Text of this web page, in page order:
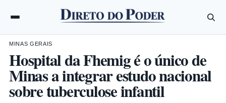
MINAS GERAIS
Hospital da Fhemig é o único de
Minas a integrar estudo nacional
sobre tuberculose infantil